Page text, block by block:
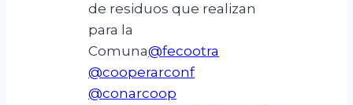
de residuos que realizan
para la
Comuna@fecootra
@cooperarconf
@conarcoop